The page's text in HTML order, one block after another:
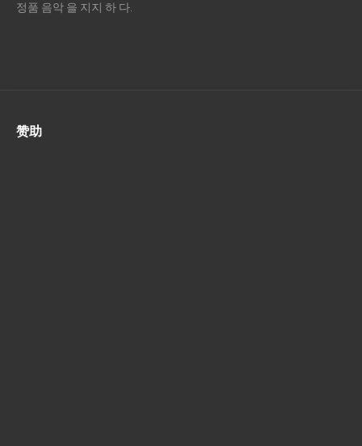
정품 음악 을 지지 하 다.
赞助